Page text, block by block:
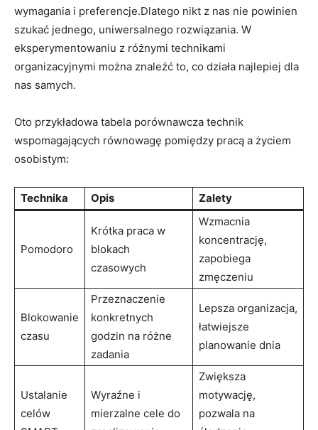
wymagania i preferencje.Dlatego nikt z nas nie powinien
szukać jednego, ‍uniwersalnego rozwiązania. W​
eksperymentowaniu z różnymi‍ technikami‌
organizacyjnymi można znaleźć ⁤to, ⁤co ​działa najlepiej dla
nas‌ samych.
Oto przykładowa tabela porównawcza technik
wspomagających równowagę pomiędzy pracą a życiem
⁢osobistym:
Technika Opis Zalety
Pomodoro
Krótka praca w
blokach
czasowych
Wzmacnia
koncentrację,
zapobiega
zmęczeniu
Blokowanie‍
czasu
Przeznaczenie
konkretnych
‍godzin‍ na różne
zadania
Lepsza organizacja,
łatwiejsze​
planowanie dnia
Ustalanie
celów
Wyraźne i
mierzalne cele do⁢
Zwiększa
⁤motywację,
pozwala na